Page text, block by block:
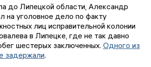
до Липецкой области, Александр
на уголовное дело по факту
лиц исправительной колонии
в Липецке, где не так давно
шестерых заключенных. Одного из
задержали.